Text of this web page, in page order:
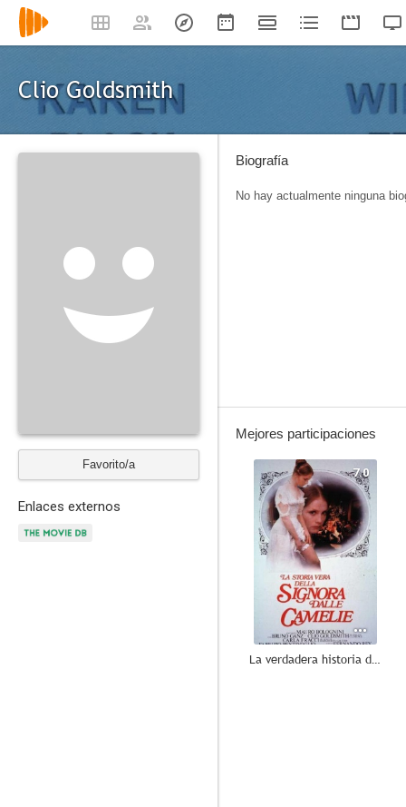
Clio Goldsmith
Favorito/a
Enlaces externos
Biografía
No hay actualmente ninguna
Mejores participaciones
7.0
La verdadera historia de la dama de las camelias